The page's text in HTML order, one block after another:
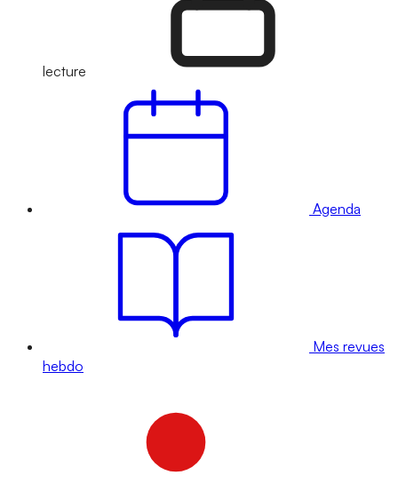
lecture
Agenda
Mes revues
hebdo